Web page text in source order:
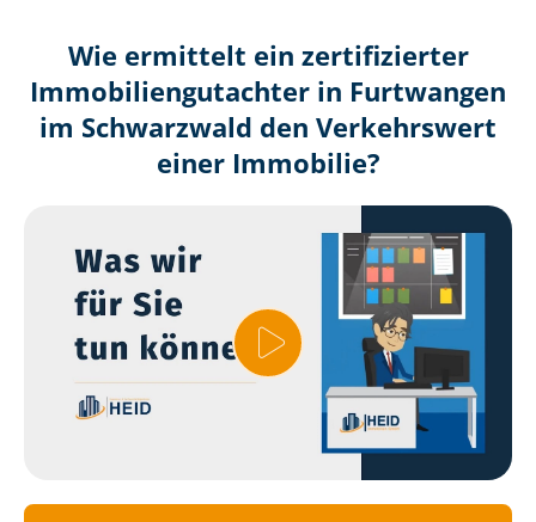
Wie ermittelt ein zertifizierter
Immobilien­gutachter in Furtwangen
im Schwarzwald den Verkehrswert
einer Immobilie?